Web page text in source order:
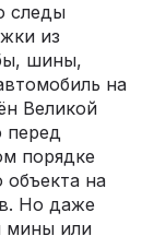
следы
из
шины,
на
Великой
перед
порядке
объекта на
Но даже
мины или